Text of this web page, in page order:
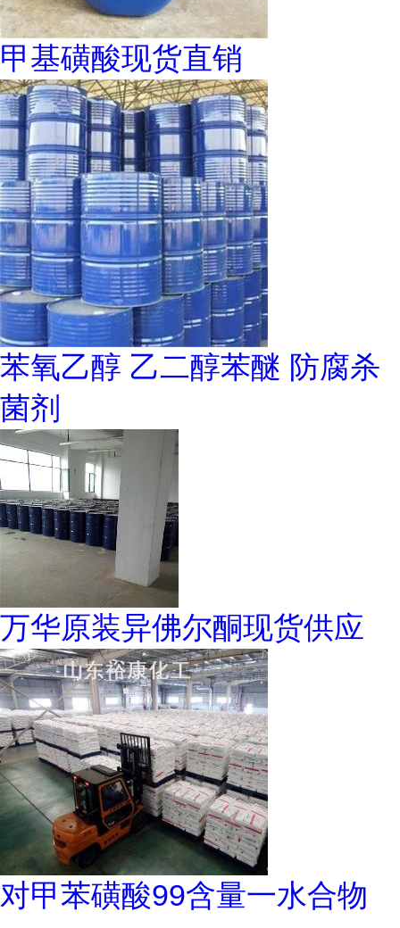
甲基磺酸现货直销
苯氧乙醇 乙二醇苯醚 防腐杀
菌剂
万华原装异佛尔酮现货供应
对甲苯磺酸99含量一水合物